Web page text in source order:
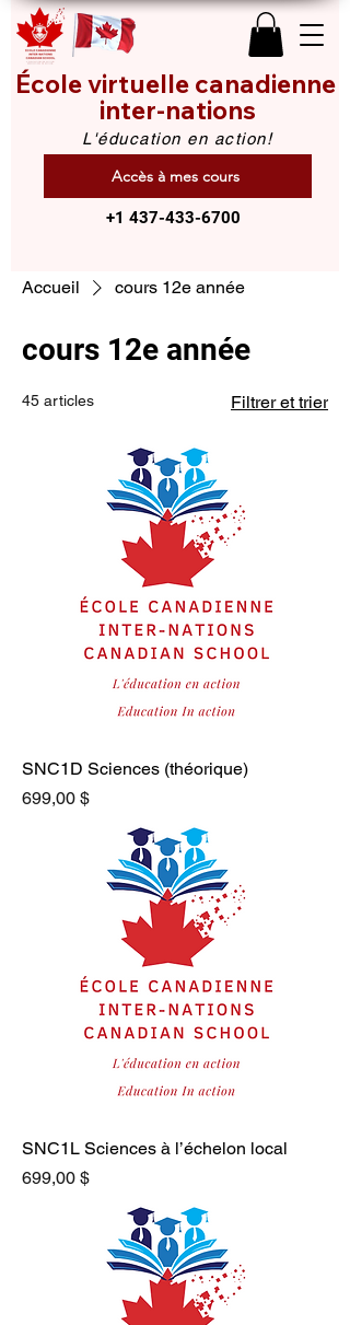
École virtuelle canadienne
inter-nations
L'éducation en action!
+1 437-433-6700
Accès à mes cours
Accueil cours 12e année
cours 12e année
45 articles Filtrer et trier
SNC1D Sciences (théorique)
Prix
699,00 $
SNC1L Sciences à l’échelon local
Prix
699,00 $